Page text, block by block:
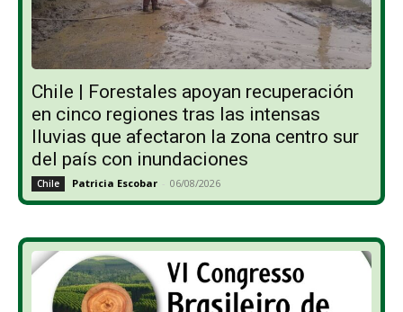
Chile | Forestales apoyan recuperación
en cinco regiones tras las intensas
lluvias que afectaron la zona centro sur
del país con inundaciones
Chile Patricia Escobar - 06/08/2026